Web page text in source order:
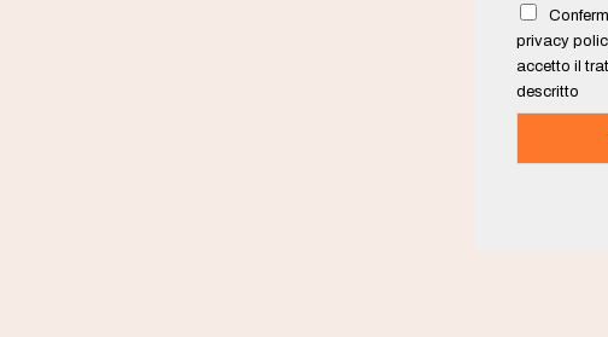
*
privacy
accetto il
descritto